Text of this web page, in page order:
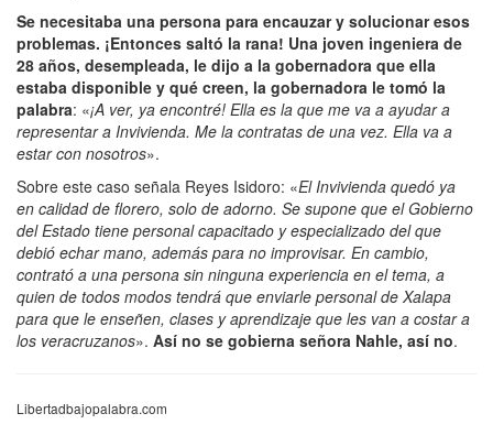
Se necesitaba una persona para encauzar y solucionar esos
problemas. ¡Entonces saltó la rana! Una joven ingeniera de
28 años, desempleada, le dijo a la gobernadora que ella
estaba disponible y qué creen, la gobernadora le tomó la
palabra: «¡A ver, ya encontré! Ella es la que me va a ayudar a
representar a Invivienda. Me la contratas de una vez. Ella va a
estar con nosotros».
Sobre este caso señala Reyes Isidoro: «El Invivienda quedó ya
en calidad de florero, solo de adorno. Se supone que el Gobierno
del Estado tiene personal capacitado y especializado del que
debió echar mano, además para no improvisar. En cambio,
contrató a una persona sin ninguna experiencia en el tema, a
quien de todos modos tendrá que enviarle personal de Xalapa
para que le enseñen, clases y aprendizaje que les van a costar a
los veracruzanos». Así no se gobierna señora Nahle, así no.
Libertadbajopalabra.com